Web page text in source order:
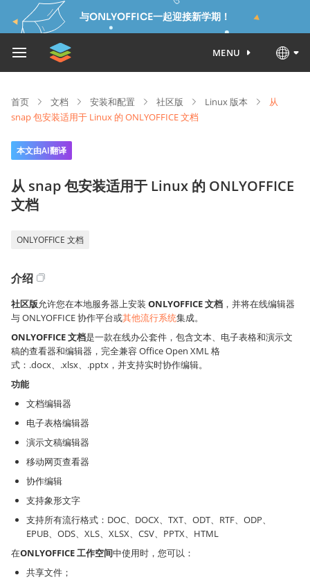
与ONLYOFFICE一起迎接新学期！
MENU
首页 文档 安装和配置 社区版 Linux 版本
从
snap 包安装适用于 Linux 的 ONLYOFFICE 文档
本文由AI翻译
从 snap 包安装适用于 Linux 的 ONLYOFFICE
文档
ONLYOFFICE 文档
介绍
社区版允许您在本地服务器上安装 ONLYOFFICE 文档 ，并将在线编辑器
与 ONLYOFFICE 协作平台或其他流行系统集成。
ONLYOFFICE 文档是一款在线办公套件，包含文本、电子表格和演示文
稿的查看器和编辑器，完全兼容 Office Open XML 格
式：.docx、.xlsx、.pptx，并支持实时协作编辑。
功能
文档编辑器
电子表格编辑器
演示文稿编辑器
移动网页查看器
协作编辑
支持象形文字
支持所有流行格式：DOC、DOCX、TXT、ODT、RTF、ODP、
EPUB、ODS、XLS、XLSX、CSV、PPTX、HTML
在ONLYOFFICE 工作空间中使用时，您可以：
共享文件；